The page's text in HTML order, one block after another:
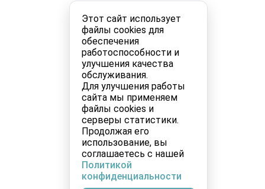
Этот сайт использует
файлы cookies для
обеспечения
работоспособности и
улучшения качества
обслуживания.
Для улучшения работы
сайта мы применяем
файлы cookies и
серверы статистики.
Продолжая его
использование, вы
соглашаетесь с нашей
Политикой
конфиденциальности